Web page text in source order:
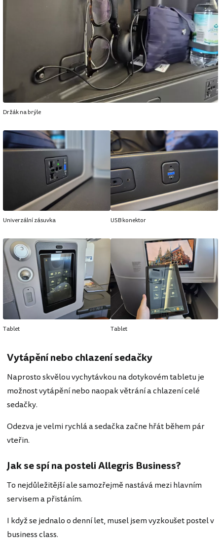
Držák na brýle
Univerzální zásuvka USB konektor
Tablet Tablet
Vytápění nebo chlazení sedačky
Naprosto skvělou vychytávkou na dotykovém tabletu je
možnost vytápění nebo naopak větrání a chlazení celé
sedačky.
Odezva je velmi rychlá a sedačka začne hřát během pár
vteřin.
Jak se spí na posteli Allegris Business?
To nejdůležitější ale samozřejmě nastává mezi hlavním
servisem a přistáním.
I když se jednalo o denní let, musel jsem vyzkoušet postel v
business class.